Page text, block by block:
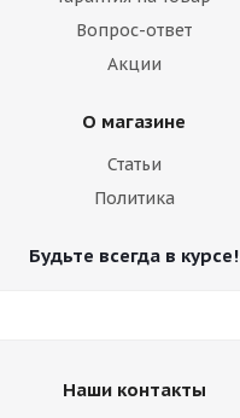
Вопрос-ответ
Акции
О магазине
Статьи
Политика
Будьте всегда в курсе!
Наши контакты